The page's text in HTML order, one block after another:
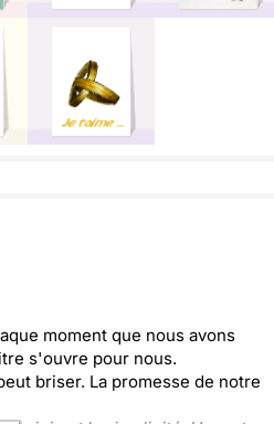
moment que nous avons
s'ouvre pour nous.
briser. La promesse de notre